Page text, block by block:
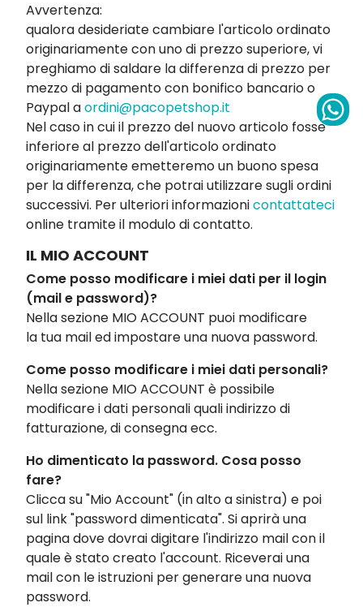
Avvertenza:
qualora desideriate cambiare l'articolo ordinato
originariamente con uno di prezzo superiore, vi
preghiamo di saldare la differenza di prezzo per
mezzo di pagamento con bonifico bancario o
Paypal aordini@pacopetshop.it
Nel caso in cui il prezzo del nuovo articolo fosse
inferiore al prezzo dell'articolo ordinato
originariamente emetteremo un buono spesa
per la differenza, che potrai utilizzare sugli ordini
successivi. Per ulteriori informazionicontattateci
online tramite il modulo di contatto.
IL MIO ACCOUNT
Come posso modificare i miei dati per il login
(mail e password)?
Nella sezione MIO ACCOUNT puoi modificare
la tua mail ed impostare una nuova password.
Come posso modificare i miei dati personali?
Nella sezione MIO ACCOUNT è possibile
modificare i dati personali quali indirizzo di
fatturazione, di consegna ecc.
Ho dimenticato la password. Cosa posso
fare?
Clicca su "Mio Account" (in alto a sinistra) e poi
sul link "password dimenticata". Si aprirà una
pagina dove dovrai digitare l'indirizzo mail con il
quale è stato creato l'account. Riceverai una
mail con le istruzioni per generare una nuova
password.